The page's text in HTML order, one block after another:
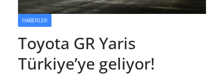
HABERLER
Toyota GR Yaris
Türkiye’ye geliyor!